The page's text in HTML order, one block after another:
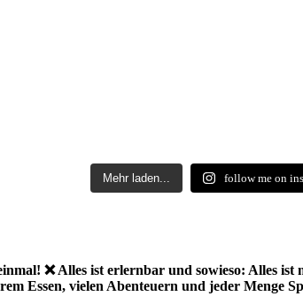
Mehr laden... follow me on
❌ Alles ist erlernbar und sowieso: Alles
Essen, vielen Abenteuern und jeder Menge